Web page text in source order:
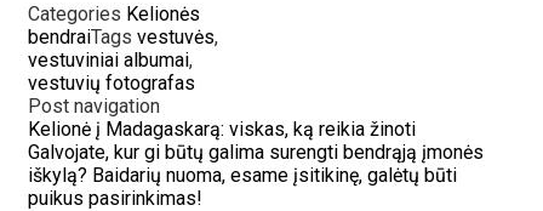
Categories Kelionės
bendraiTags vestuvės,
vestuviniai albumai,
vestuvių fotografas
Post navigation
Kelionė į Madagaskarą: viskas, ką reikia žinoti
Galvojate, kur gi būtų galima surengti bendrąją įmonės
iškylą? Baidarių nuoma, esame įsitikinę, galėtų būti
puikus pasirinkimas!